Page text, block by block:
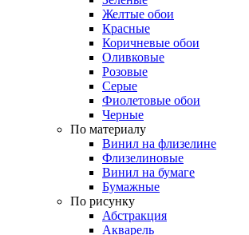
Желтые обои
Красные
Коричневые обои
Оливковые
Розовые
Серые
Фиолетовые обои
Черные
По материалу
Винил на флизелине
Флизелиновые
Винил на бумаге
Бумажные
По рисунку
Абстракция
Акварель